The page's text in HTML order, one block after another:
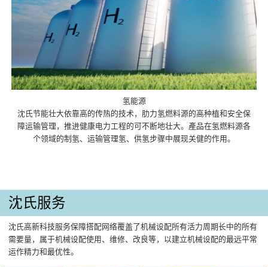
氢能源
沈氏节能壮大依靠高的传热的技术，肋力氢燃料源的高种植和安全保
障运输管理，推进健康电力工程的可不断地壮大。產品在氢燃料源各
个领域的制氢、运输管理氢、供氢步骤中展现关健的作用。
沈氏服务
沈氏高新科技服务保障搭配网络覆盖了机械设配所有活力周期长中的所有
需要量，属于机械设配使用、维修、改良等，以建立机械设配的最远平常
运作精力和最优性。